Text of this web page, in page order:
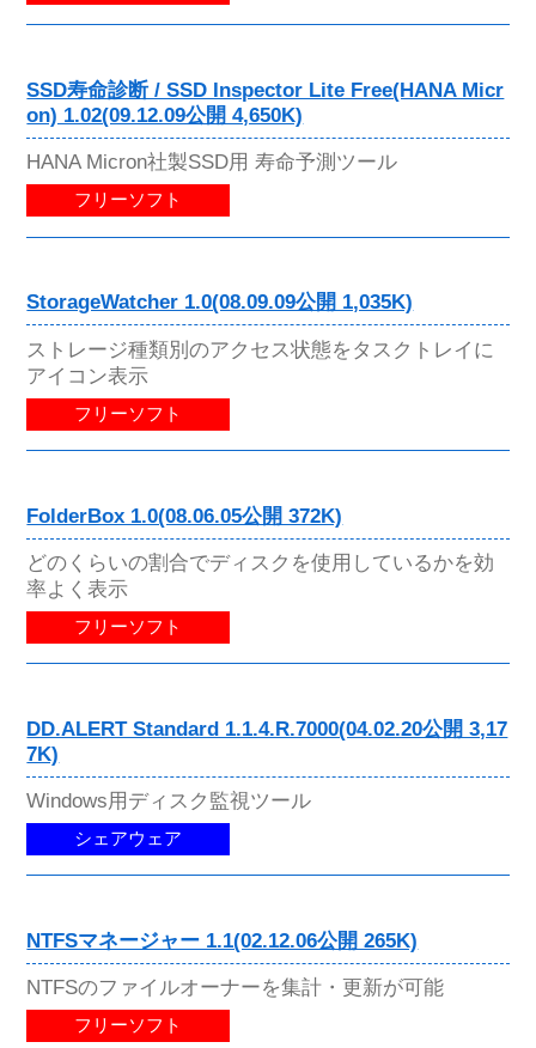
SSD寿命診断 / SSD Inspector Lite Free(HANA Micr
on) 1.02(09.12.09公開 4,650K)
HANA Micron社製SSD用 寿命予測ツール
フリーソフト
StorageWatcher 1.0(08.09.09公開 1,035K)
ストレージ種類別のアクセス状態をタスクトレイに
アイコン表示
フリーソフト
FolderBox 1.0(08.06.05公開 372K)
どのくらいの割合でディスクを使用しているかを効
率よく表示
フリーソフト
DD.ALERT Standard 1.1.4.R.7000(04.02.20公開 3,17
7K)
Windows用ディスク監視ツール
シェアウェア
NTFSマネージャー 1.1(02.12.06公開 265K)
NTFSのファイルオーナーを集計・更新が可能
フリーソフト